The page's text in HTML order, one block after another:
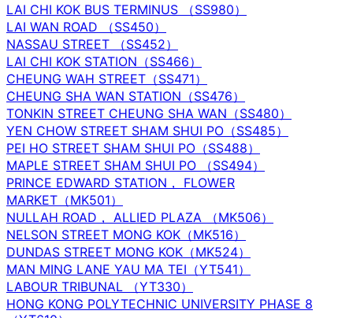
LAI CHI KOK BUS TERMINUS （SS980）
LAI WAN ROAD （SS450）
NASSAU STREET （SS452）
LAI CHI KOK STATION（SS466）
CHEUNG WAH STREET（SS471）
CHEUNG SHA WAN STATION（SS476）
TONKIN STREET CHEUNG SHA WAN（SS480）
YEN CHOW STREET SHAM SHUI PO（SS485）
PEI HO STREET SHAM SHUI PO（SS488）
MAPLE STREET SHAM SHUI PO （SS494）
PRINCE EDWARD STATION， FLOWER
MARKET（MK501）
NULLAH ROAD， ALLIED PLAZA （MK506）
NELSON STREET MONG KOK（MK516）
DUNDAS STREET MONG KOK（MK524）
MAN MING LANE YAU MA TEI（YT541）
LABOUR TRIBUNAL （YT330）
HONG KONG POLYTECHNIC UNIVERSITY PHASE 8